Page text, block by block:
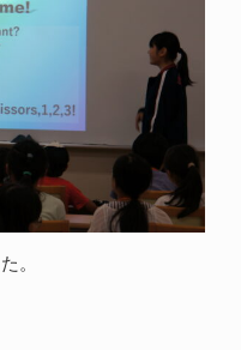
。